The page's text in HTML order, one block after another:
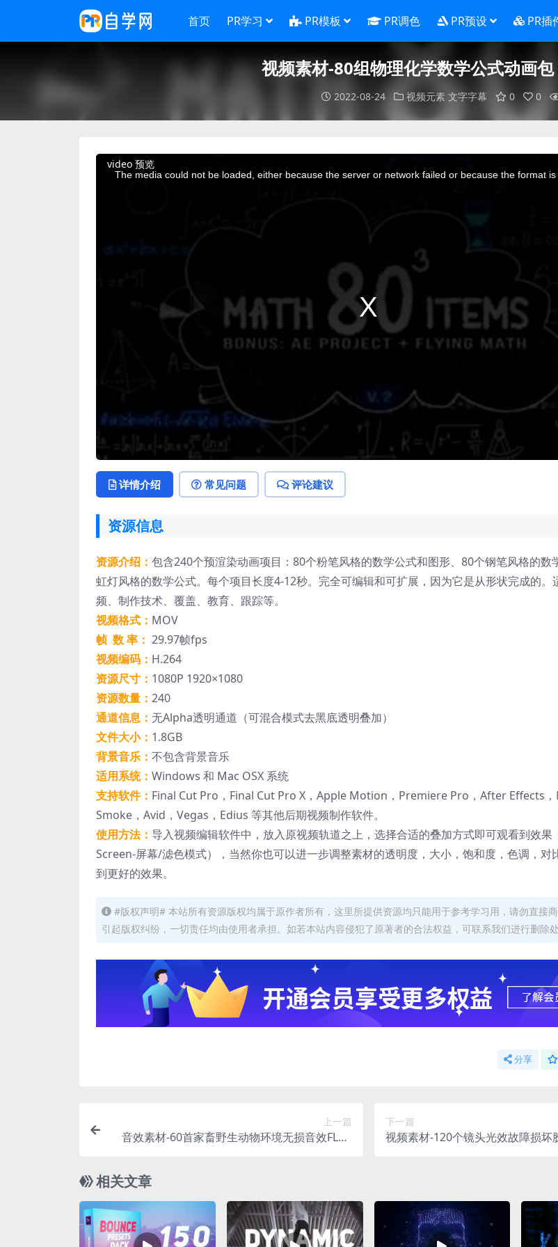
首页 PR学习 PR模板 PR调色 PR预设 PR插
视频素材-80组物理化学数学公式动画
2022-08-24 视频元素 文字字幕 0 0
video 预览
This
The media could not be loaded, either because the server or network failed or because the format is
详情介绍 常见问题 评论建议
资源信息
资源介绍： 包含240个预渲染动画项目：80个粉笔风格的数学公式和图形、80个钢笔风格的数
虹灯风格的数学公式。每个项目长度4-12秒。完全可编辑和可扩展，因为它是从形状完成的。
频、制作技术、覆盖、教育、跟踪等。
视频格式： MOV
帧 数 率： 29.97帧fps
视频编码： H.264
资源尺寸： 1080P 1920×1080
资源数量： 240
通道信息： 无Alpha透明通道（可混合模式去黑底透明叠加）
文件大小： 1.8GB
背景音乐： 不包含背景音乐
适用系统： Windows 和 Mac OSX 系统
支持软件： Final Cut Pro，Final Cut Pro X，Apple Motion，Premiere Pro，After Effects，
Smoke，Avid，Vegas，Edius 等其他后期视频制作软件。
使用方法： 导入视频编辑软件中，放入原视频轨道之上，选择合适的叠加方式即可观看到效果
Screen-屏幕/滤色模式），当然你也可以进一步调整素材的透明度，大小，饱和度，色调，对
到更好的效果。
#版权声明# 本站所有资源版权均属于原作者所有，这里所提供资源均只能用于参考学习用，请勿直接
引起版权纠纷，一切责任均由使用者承担。如若本站内容侵犯了原著者的合法权益，可联系我们进行删除处
分享
上一篇
音效素材-60首家畜野生动物环境无损音效FLAC
下一篇
视频素材-120个镜头光效故障损坏
相关文章